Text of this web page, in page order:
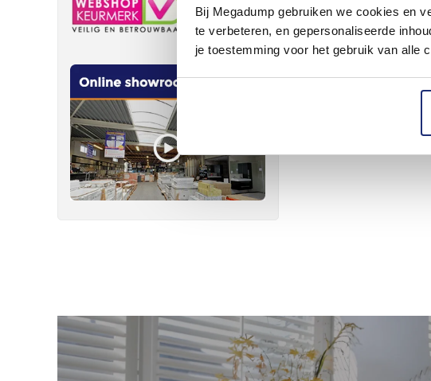
Bij Megadump gebruiken we cookies en
te verbeteren, en gepersonaliseerde
je toestemming voor het gebruik van alle